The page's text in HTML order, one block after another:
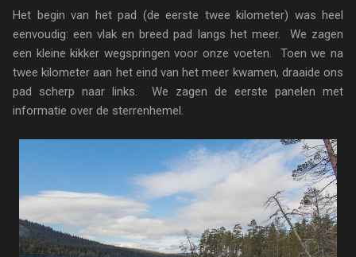
Het begin van het pad (de eerste twee kilometer) was heel
eenvoudig: een vlak en breed pad langs het meer. We zagen
een kleine kikker wegspringen voor onze voeten. Toen we na
twee kilometer aan het eind van het meer kwamen, draaide ons
pad scherp naar links. We zagen de eerste panelen met
informatie over de sterrenhemel.